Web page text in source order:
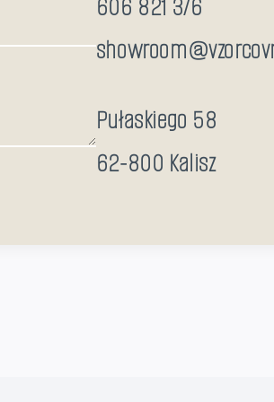
606 821 376
Pułaskiego 58
62-800 Kalisz